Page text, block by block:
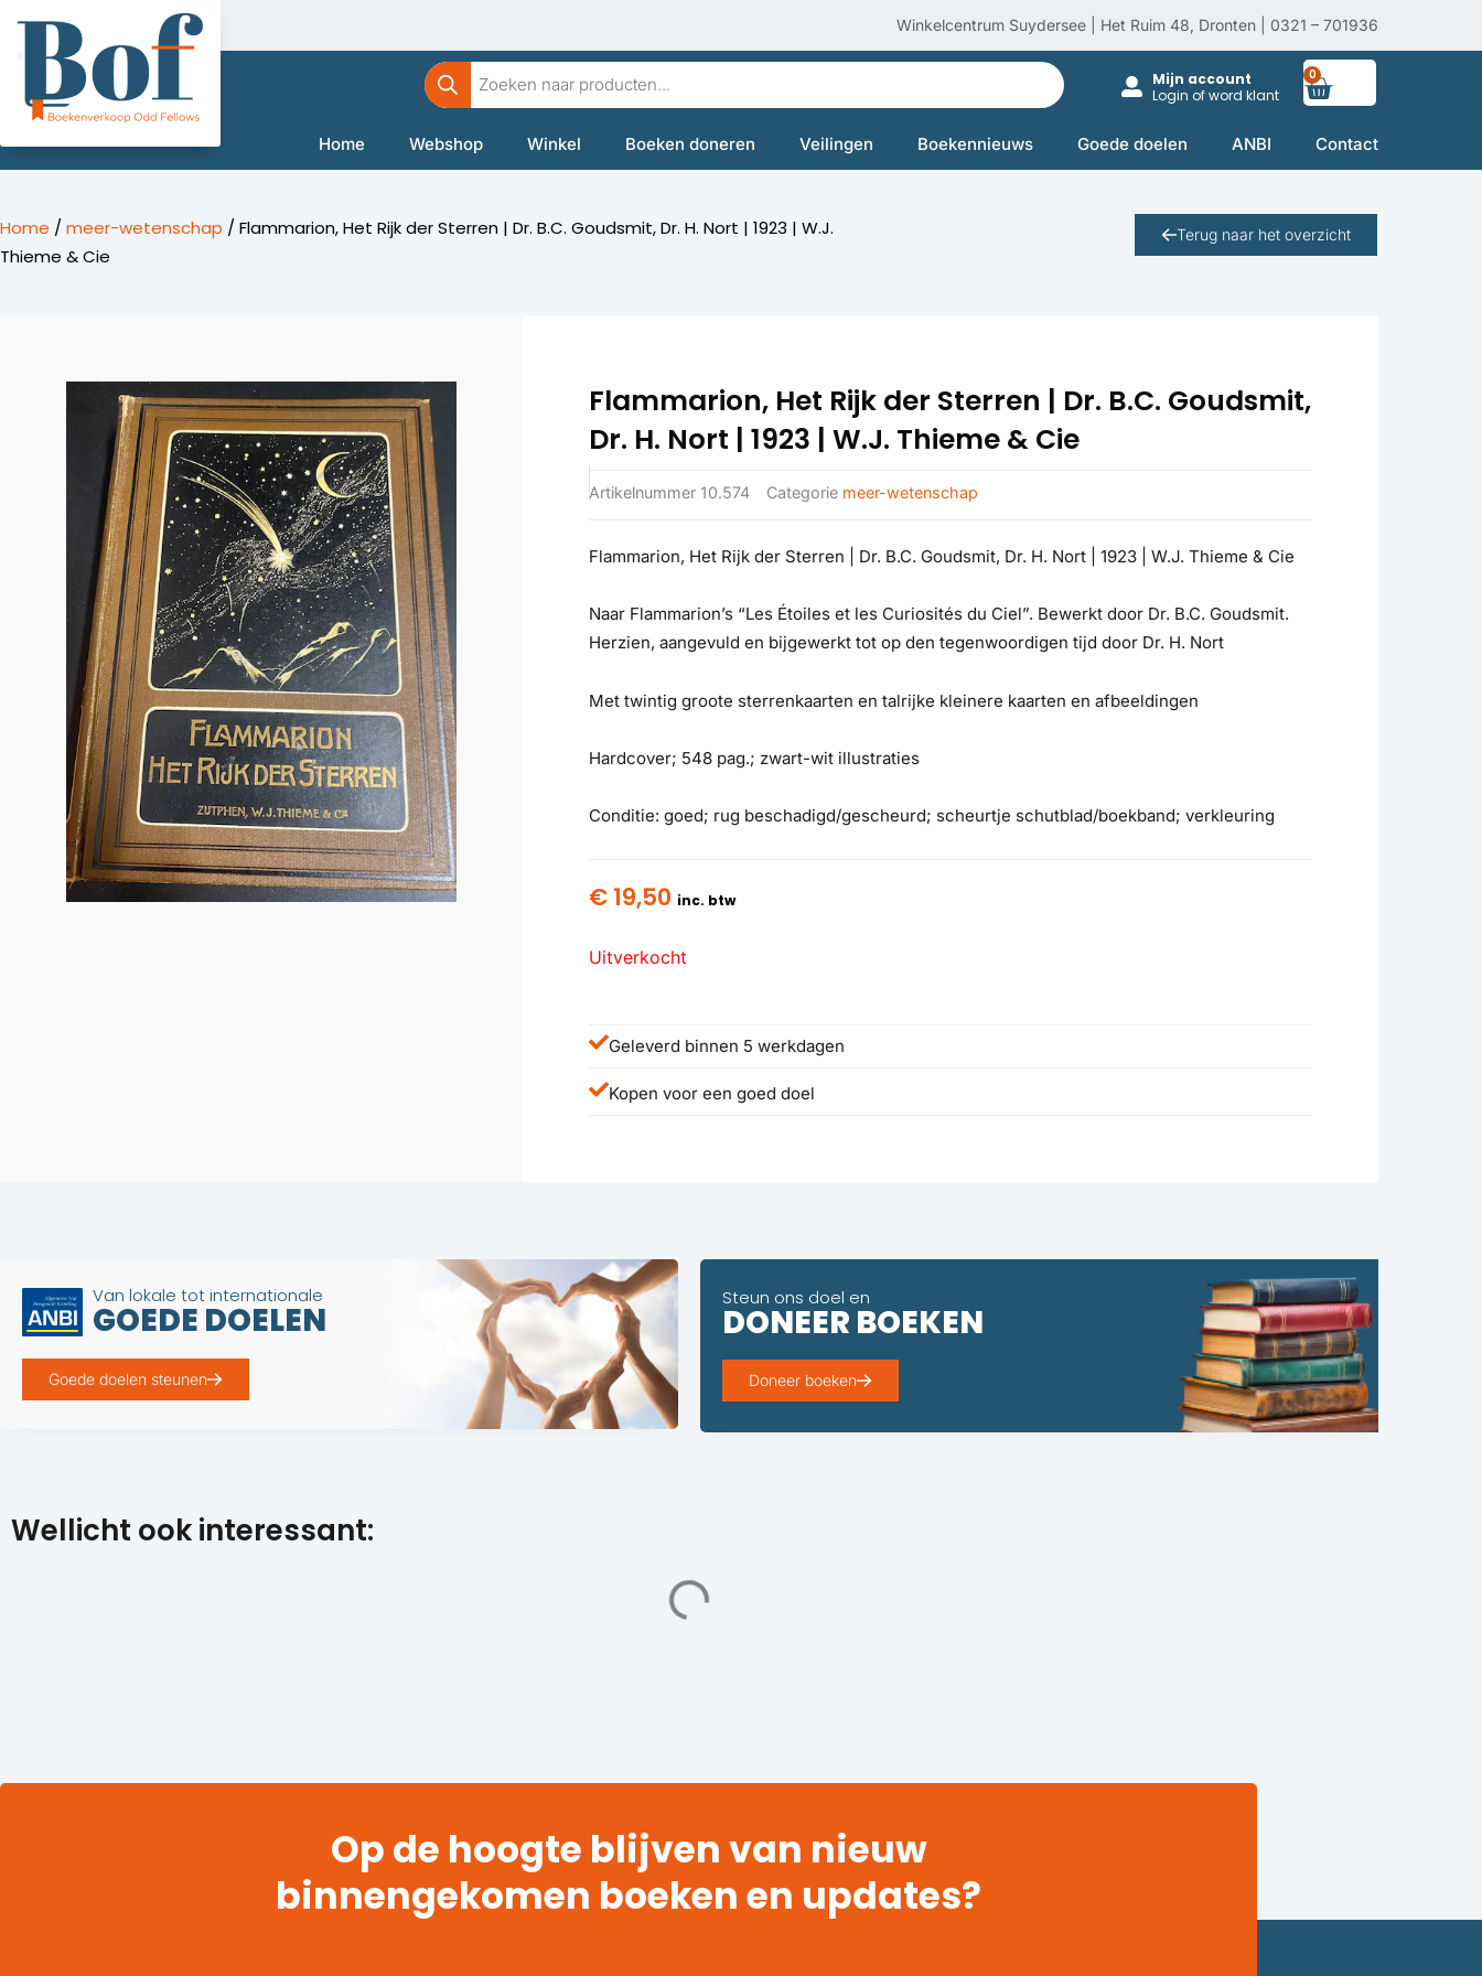
inhoud
Winkelcentrum Suydersee | Het Ruim 48, Dronten | 0321 – 701936
Producten
zoeken
Mijn account
Login of word klant
0
Home Webshop Winkel Boeken doneren Veilingen Boekennieuws Goede doelen ANBI Contact
Home / meer-wetenschap / Flammarion, Het Rijk der Sterren | Dr. B.C. Goudsmit, Dr. H. Nort | 1923 | W.J.
Thieme & Cie
Terug naar het overzicht
Flammarion, Het Rijk der Sterren | Dr. B.C. Goudsmit,
Dr. H. Nort | 1923 | W.J. Thieme & Cie
Artikelnummer 10.574 Categorie meer-wetenschap
Flammarion, Het Rijk der Sterren | Dr. B.C. Goudsmit, Dr. H. Nort | 1923 | W.J. Thieme & Cie
Naar Flammarion’s “Les Étoiles et les Curiosités du Ciel”. Bewerkt door Dr. B.C. Goudsmit.
Herzien, aangevuld en bijgewerkt tot op den tegenwoordigen tijd door Dr. H. Nort
Met twintig groote sterrenkaarten en talrijke kleinere kaarten en afbeeldingen
Hardcover; 548 pag.; zwart-wit illustraties
Conditie: goed; rug beschadigd/gescheurd; scheurtje schutblad/boekband; verkleuring
€19,50 inc. btw
Uitverkocht
Geleverd binnen 5 werkdagen
Kopen voor een goed doel
Van lokale tot internationale
GOEDE DOELEN
Goede doelen steunen
Steun ons doel en
DONEER BOEKEN
Doneer boeken
Wellicht ook interessant:
Op de hoogte blijven van nieuw
binnengekomen boeken en updates?